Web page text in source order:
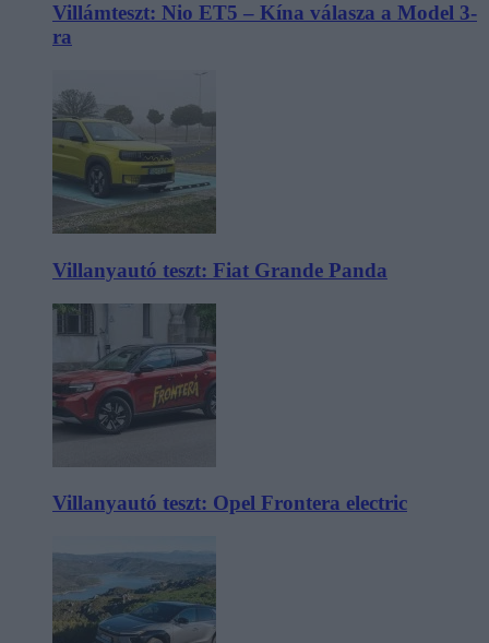
Villámteszt: Nio ET5 – Kína válasza a Model 3-
ra
Villanyautó teszt: Fiat Grande Panda
Villanyautó teszt: Opel Frontera electric